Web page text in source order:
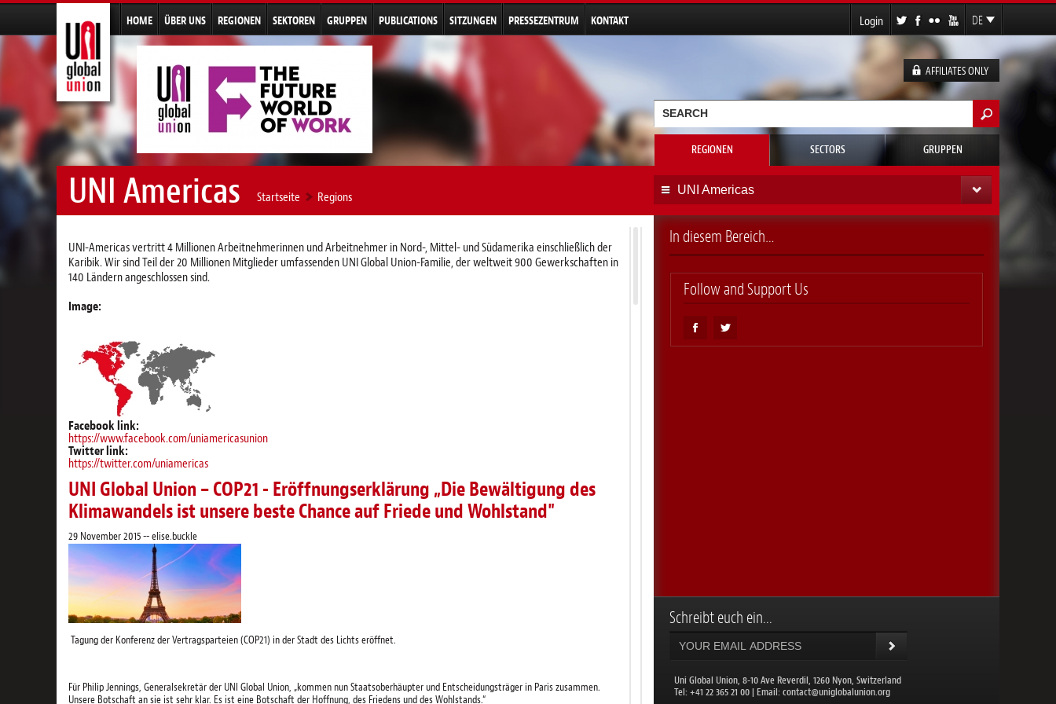
Direkt
zum
Inhalt
HOME ÜBER UNS REGIONEN SEKTOREN GRUPPEN PUBLICATIONS SITZUNGEN PRESSEZENTRUM KONTAKT
DE
EN
FR
ES
AFFILIATES ONLY
Login
Suchformular
REGIONEN SECTORS GRUPPEN
UNI Americas Startseite Regions
UNI Americas
UNI-Americas vertritt 4 Millionen Arbeitnehmerinnen und Arbeitnehmer in Nord-, Mittel- und Südamerika einschließlich der
Karibik. Wir sind Teil der 20 Millionen Mitglieder umfassenden UNI Global Union-Familie, der weltweit 900 Gewerkschaften in
140 Ländern angeschlossen sind.
Image:
Facebook link:
https://www.facebook.com/uniamericasunion
Twitter link:
https://twitter.com/uniamericas
UNI Global Union – COP21 - Eröffnungserklärung „Die Bewältigung des
Klimawandels ist unsere beste Chance auf Friede und Wohlstand"
29 November 2015 -- elise.buckle
Tagung der Konferenz der Vertragsparteien (COP21) in der Stadt des Lichts eröffnet.
Für Philip Jennings, Generalsekretär der UNI Global Union, „kommen nun Staatsoberhäupter und Entscheidungsträger in Paris zusammen.
Unsere Botschaft an sie ist sehr klar. Es ist eine Botschaft der Hoffnung, des Friedens und des Wohlstands.“
Schreibt euch ein...
Uni Global Union, 8-10 Ave Reverdil, 1260 Nyon, Switzerland
​Tel: +41 22 365 21 00 | Email:contact@uniglobalunion.org
In diesem Bereich…
Follow and Support Us